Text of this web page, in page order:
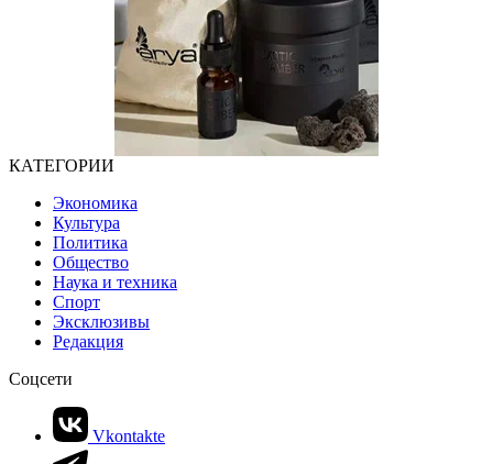
КАТЕГОРИИ
Экономика
Культура
Политика
Общество
Наука и техника
Спорт
Эксклюзивы
Редакция
Соцсети
Vkontakte